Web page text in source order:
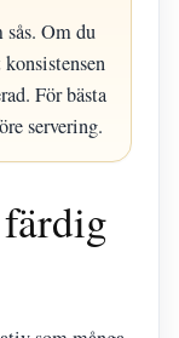
sås. Om du
För bästa
servering.